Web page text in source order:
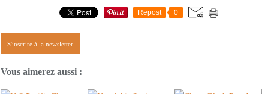
Repost 0
S'inscrire à la newsletter
Vous aimerez aussi :